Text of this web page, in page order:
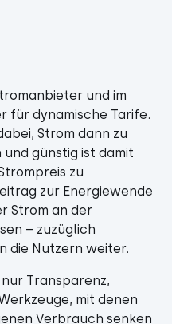
und im
für dynamische Tarife.
Strom dann zu
günstig ist damit
zu
zur Energiewende
Strom an der
– zuzüglich
die Nutzern weiter.
Transparenz,
mit denen
Verbrauch senken